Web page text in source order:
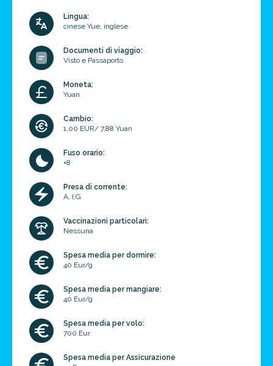
Lingua:
cinese Yue, inglese
Documenti di viaggio:
Visto e Passaporto
Moneta:
Yuan
Cambio:
1.00 EUR/ 7,88 Yuan
Fuso orario:
+8
Presa di corrente:
A, I,G
Vaccinazioni particolari:
Nessuna
Spesa media per dormire:
40 Eur/g
Spesa media per mangiare:
40 Eur/g
Spesa media per volo:
700 Eur
Spesa media per Assicurazione